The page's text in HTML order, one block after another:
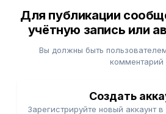
Для публикации
учётную запись или
Вы должны быть
комментарий
Создать
Зарегистрируйте новый аккаунт